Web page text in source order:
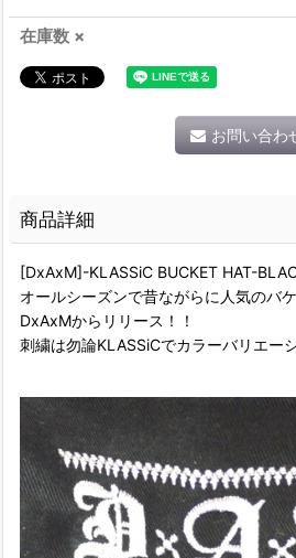
在庫数 ×
お問い合わ
商品詳細
[DxAxM]-KLASSiC BUCKET HAT-
オールシーズンで昔ながらに人気のバ
DxAxMからリリース！！
刺繍は勿論KLASSiCでカラーバリエー